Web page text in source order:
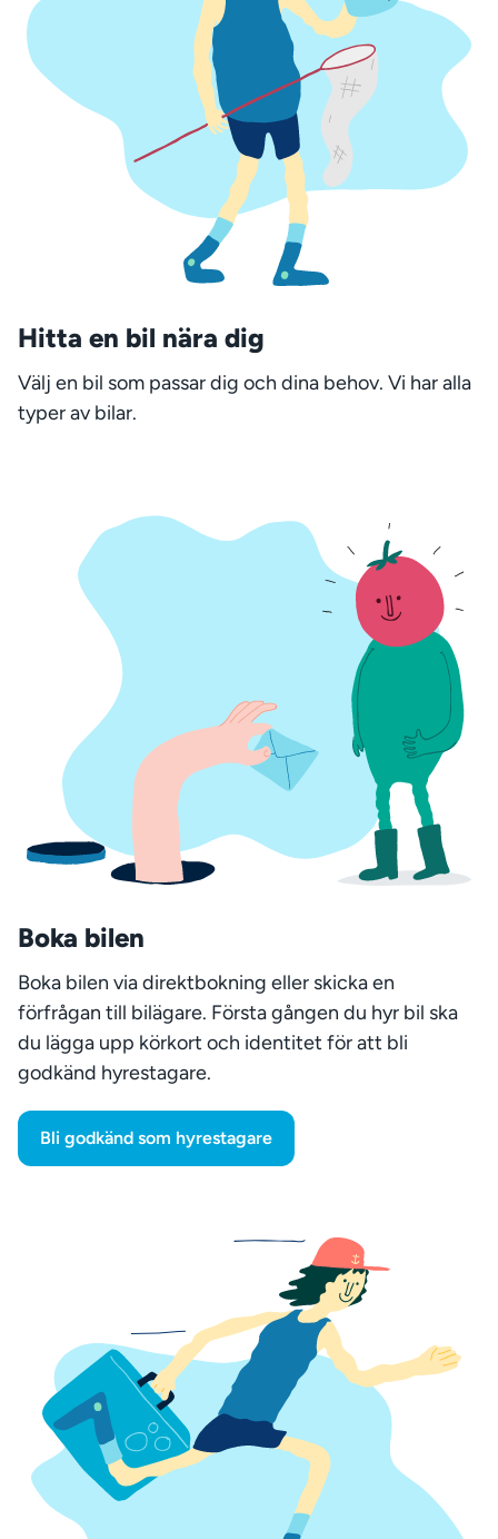
Hitta en bil nära dig
Välj en bil som passar dig och dina behov. Vi har alla
typer av bilar.
Boka bilen
Boka bilen via direktbokning eller skicka en
förfrågan till bilägare. Första gången du hyr bil ska
du lägga upp körkort och identitet för att bli
godkänd hyrestagare.
Bli godkänd som hyrestagare